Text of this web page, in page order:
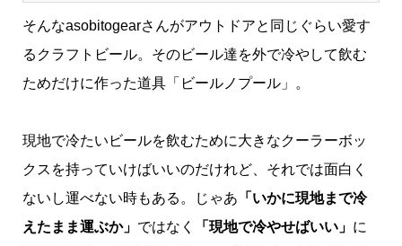
そんなasobitogearさんがアウトドアと同じぐらい愛す
るクラフトビール。そのビール達を外で冷やして飲む
ためだけに作った道具「ビールノプール」。
現地で冷たいビールを飲むために大きなクーラーボッ
クスを持っていけばいいのだけれど、それでは面白く
ないし運べない時もある。じゃあ 「いかに現地まで冷
えたまま運ぶか」 ではなく 「現地で冷やせばいい」 に